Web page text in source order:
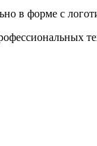
в форме с